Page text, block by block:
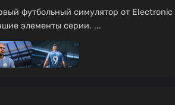
футбольный симулятор от
элементы серии. ...